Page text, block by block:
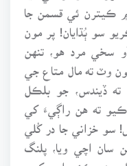
۾ ڪيترن ئي قسمن جا
سو ٻُڌايان! پر مون
سخي مرد هو، تنهن
وٽ ته مال متاع جي
ڏيندس، جو بلڪل
ڪيو ته هن راڳيءَ کي
سو خزاني جا در کُلي
سان اچي ويا، پلنگ
يعني ڪئي ارب کرب